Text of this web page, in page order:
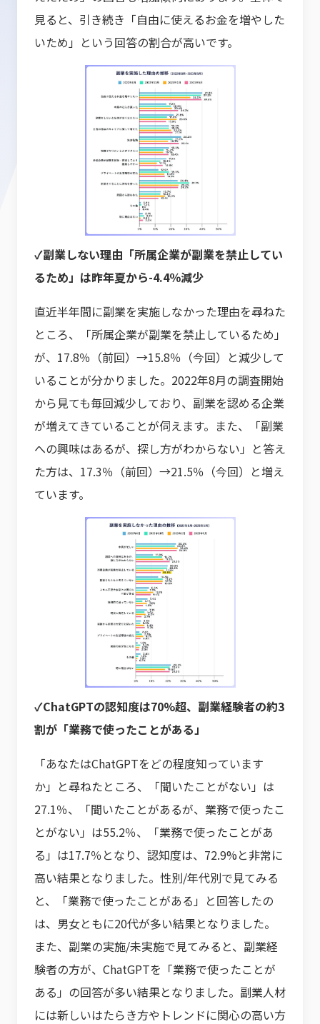
見ると、引き続き「自由に使えるお金を増やした
いため」という回答の割合が高いです。
✓副業しない理由「所属企業が副業を禁止してい
るため」は昨年夏から-4.4％減少
直近半年間に副業を実施しなかった理由を尋ねた
ところ、「所属企業が副業を禁止しているため」
が、17.8％（前回）→15.8％（今回）と減少して
いることが分かりました。2022年8月の調査開始
から見ても毎回減少しており、副業を認める企業
が増えてきていることが伺えます。また、「副業
への興味はあるが、探し方がわからない」と答え
た方は、17.3％（前回）→21.5％（今回）と増え
ています。
✓ChatGPTの認知度は70%超、副業経験者の約3
割が「業務で使ったことがある」
「あなたはChatGPTをどの程度知っています
か」と尋ねたところ、「聞いたことがない」は
27.1％、「聞いたことがあるが、業務で使ったこ
とがない」は55.2％、「業務で使ったことがあ
る」は17.7％となり、認知度は、72.9%と非常に
高い結果となりました。性別/年代別で見てみる
と、「業務で使ったことがある」と回答したの
は、男女ともに20代が多い結果となりました。
また、副業の実施/未実施で見てみると、副業経
験者の方が、ChatGPTを「業務で使ったことが
ある」の回答が多い結果となりました。副業人材
には新しいはたらき方やトレンドに関心の高い方